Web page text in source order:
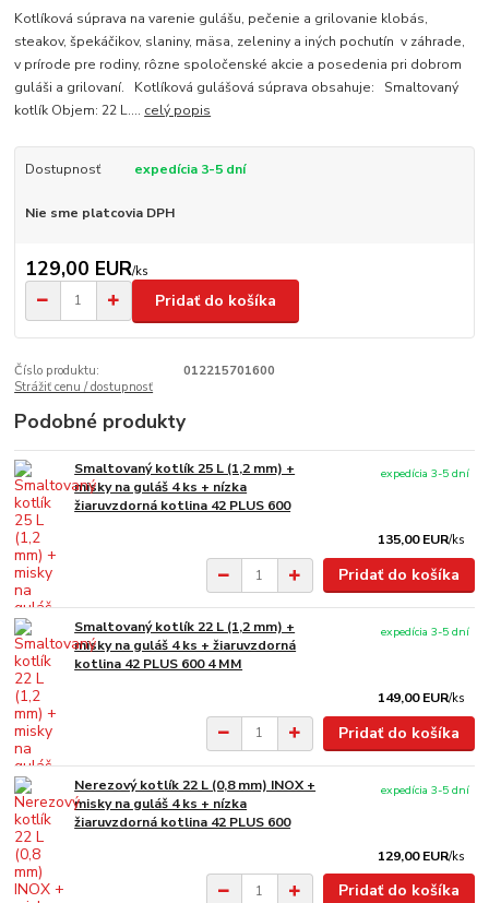
Kotlíková súprava na varenie gulášu, pečenie a grilovanie klobás,
steakov, špekáčikov, slaniny, mäsa, zeleniny a iných pochutín v záhrade,
v prírode pre rodiny, rôzne spoločenské akcie a posedenia pri dobrom
guláši a grilovaní. Kotlíková gulášová súprava obsahuje: Smaltovaný
kotlík Objem: 22 L.... celý popis
Dostupnosť expedícia 3-5 dní
Nie sme platcovia DPH
129,00 EUR/ks
Pridať do košíka
Číslo produktu:
012215701600
Strážiť cenu / dostupnosť
Podobné produkty
Smaltovaný kotlík 25 L (1,2 mm) +
misky na guláš 4 ks + nízka
žiaruvzdorná kotlina 42 PLUS 600
135,00 EUR/ks
expedícia 3-5 dní
Pridať do košíka
Smaltovaný kotlík 22 L (1,2 mm) +
misky na guláš 4 ks + žiaruvzdorná
kotlina 42 PLUS 600 4 MM
149,00 EUR/ks
expedícia 3-5 dní
Pridať do košíka
Nerezový kotlík 22 L (0,8 mm) INOX +
misky na guláš 4 ks + nízka
žiaruvzdorná kotlina 42 PLUS 600
129,00 EUR/ks
expedícia 3-5 dní
Pridať do košíka